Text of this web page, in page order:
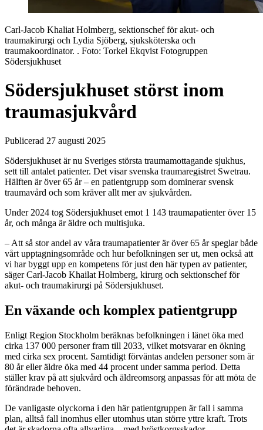
Carl-Jacob Khaliat Holmberg, sektionschef för akut- och
traumakirurgi och Lydia Sjöberg, sjuksköterska och
traumakoordinator. . Foto: Torkel Ekqvist Fotogruppen
Södersjukhuset
Södersjukhuset störst inom
traumasjukvård
Publicerad 27 augusti 2025
Södersjukhuset är nu Sveriges största traumamottagande sjukhus,
sett till antalet patienter. Det visar svenska traumaregistret Swetrau.
Hälften är över 65 år – en patientgrupp som dominerar svensk
traumavård och som kräver allt mer av sjukvården.
Under 2024 tog Södersjukhuset emot 1 143 traumapatienter över 15
år, och många är äldre och multisjuka.
– Att så stor andel av våra traumapatienter är över 65 år speglar både
vårt upptagningsområde och hur befolkningen ser ut, men också att
vi har byggt upp en kompetens för just den här typen av patienter,
säger Carl-Jacob Khailat Holmberg, kirurg och sektionschef för
akut- och traumakirurgi på Södersjukhuset.
En växande och komplex patientgrupp
Enligt Region Stockholm beräknas befolkningen i länet öka med
cirka 137 000 personer fram till 2033, vilket motsvarar en ökning
med cirka sex procent. Samtidigt förväntas andelen personer som är
80 år eller äldre öka med 44 procent under samma period. Detta
ställer krav på att sjukvård och äldreomsorg anpassas för att möta de
förändrade behoven.
De vanligaste olyckorna i den här patientgruppen är fall i samma
plan, alltså fall inomhus eller utomhus utan större yttre kraft. Trots